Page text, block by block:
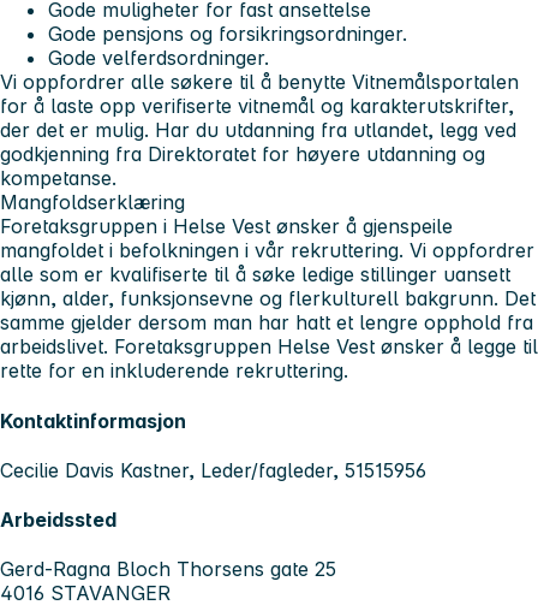
Gode muligheter for fast ansettelse
Gode pensjons og forsikringsordninger.
Gode velferdsordninger.
Vi oppfordrer alle søkere til å benytte Vitnemålsportalen
for å laste opp verifiserte vitnemål og karakterutskrifter,
der det er mulig. Har du utdanning fra utlandet, legg ved
godkjenning fra Direktoratet for høyere utdanning og
kompetanse.
Mangfoldserklæring
Foretaksgruppen i Helse Vest ønsker å gjenspeile
mangfoldet i befolkningen i vår rekruttering. Vi oppfordrer
alle som er kvalifiserte til å søke ledige stillinger uansett
kjønn, alder, funksjonsevne og flerkulturell bakgrunn. Det
samme gjelder dersom man har hatt et lengre opphold fra
arbeidslivet. Foretaksgruppen Helse Vest ønsker å legge til
rette for en inkluderende rekruttering.
Kontaktinformasjon
Cecilie Davis Kastner, Leder/fagleder, 51515956
Arbeidssted
Gerd-Ragna Bloch Thorsens gate 25
4016 STAVANGER